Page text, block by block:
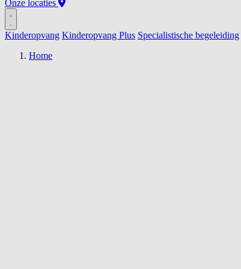
Onze locaties
Kinderopvang Kinderopvang Plus Specialistische begeleiding
Home